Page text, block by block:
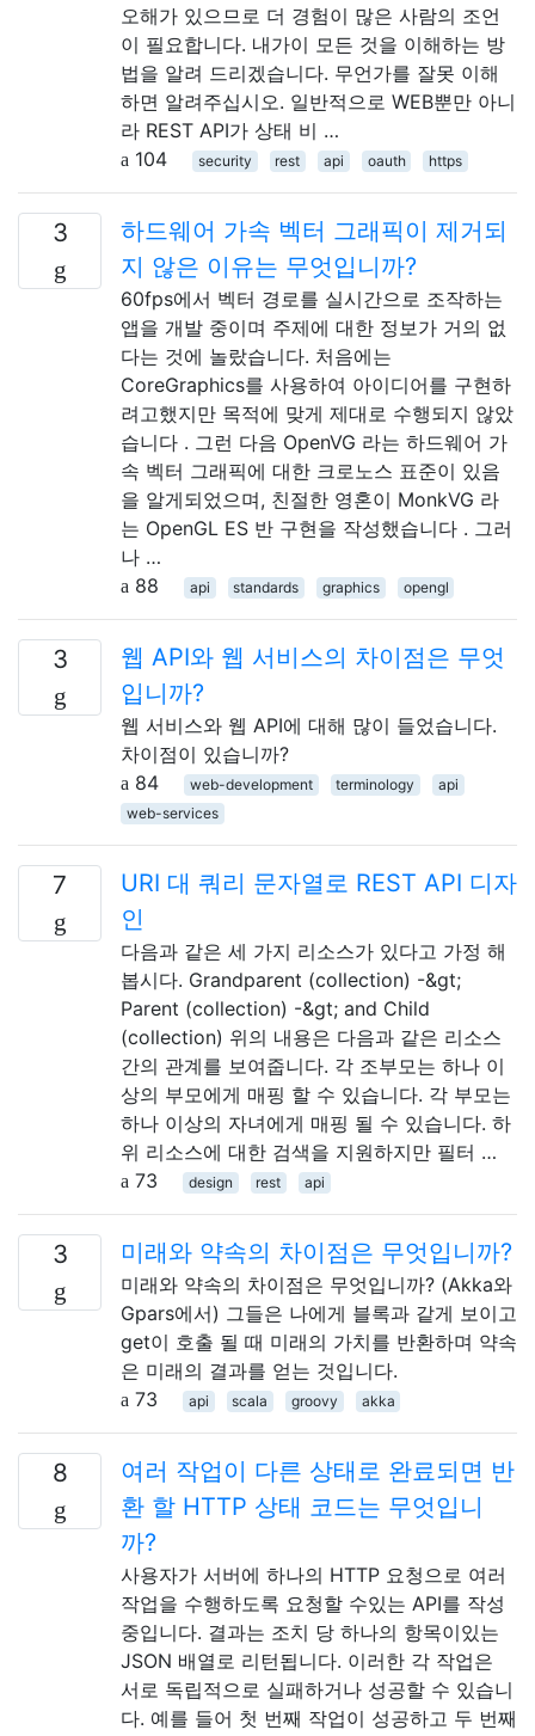
오해가 있으므로 더 경험이 많은 사람의 조언
이 필요합니다. 내가이 모든 것을 이해하는 방
법을 알려 드리겠습니다. 무언가를 잘못 이해
하면 알려주십시오. 일반적으로 WEB뿐만 아니
라 REST API가 상태 비 …
104
security rest api oauth https
3
하드웨어 가속 벡터 그래픽이 제거되
지 않은 이유는 무엇입니까?
60fps에서 벡터 경로를 실시간으로 조작하는
앱을 개발 중이며 주제에 대한 정보가 거의 없
다는 것에 놀랐습니다. 처음에는
CoreGraphics를 사용하여 아이디어를 구현하
려고했지만 목적에 맞게 제대로 수행되지 않았
습니다 . 그런 다음 OpenVG 라는 하드웨어 가
속 벡터 그래픽에 대한 크로노스 표준이 있음
을 알게되었으며, 친절한 영혼이 MonkVG 라
는 OpenGL ES 반 구현을 작성했습니다 . 그러
나 …
88
api standards graphics opengl
3
웹 API와 웹 서비스의 차이점은 무엇
입니까?
웹 서비스와 웹 API에 대해 많이 들었습니다.
차이점이 있습니까?
84
web-development terminology
api
web-services
7
URI 대 쿼리 문자열로 REST API 디자
인
다음과 같은 세 가지 리소스가 있다고 가정 해
봅시다. Grandparent (collection) -&gt;
Parent (collection) -&gt; and Child
(collection) 위의 내용은 다음과 같은 리소스
간의 관계를 보여줍니다. 각 조부모는 하나 이
상의 부모에게 매핑 할 수 있습니다. 각 부모는
하나 이상의 자녀에게 매핑 될 수 있습니다. 하
위 리소스에 대한 검색을 지원하지만 필터 …
73
design rest api
3 미래와 약속의 차이점은 무엇입니까?
미래와 약속의 차이점은 무엇입니까? (Akka와
Gpars에서) 그들은 나에게 블록과 같게 보이고
get이 호출 될 때 미래의 가치를 반환하며 약속
은 미래의 결과를 얻는 것입니다.
73
api scala groovy akka
8
여러 작업이 다른 상태로 완료되면 반
환 할 HTTP 상태 코드는 무엇입니
까?
사용자가 서버에 하나의 HTTP 요청으로 여러
작업을 수행하도록 요청할 수있는 API를 작성
중입니다. 결과는 조치 당 하나의 항목이있는
JSON 배열로 리턴됩니다. 이러한 각 작업은
서로 독립적으로 실패하거나 성공할 수 있습니
다. 예를 들어 첫 번째 작업이 성공하고 두 번째